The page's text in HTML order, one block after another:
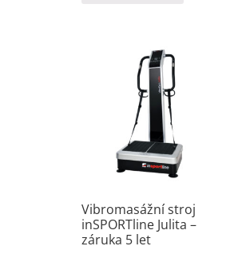
Vibromasážní stroj
inSPORTline Julita –
záruka 5 let